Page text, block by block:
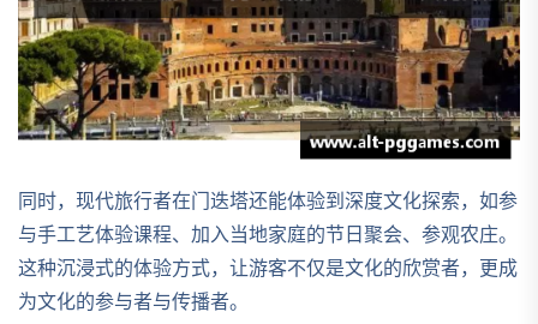
同时，现代旅行者在门迭塔还能体验到深度文化探索，如参
与手工艺体验课程、加入当地家庭的节日聚会、参观农庄。
这种沉浸式的体验方式，让游客不仅是文化的欣赏者，更成
为文化的参与者与传播者。